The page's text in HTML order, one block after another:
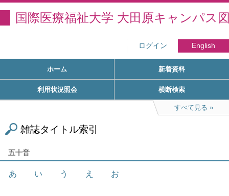
国際医療福祉大学 大田原キャンパス
ログイン English
ホーム 新着資料
利用状況照会 横断検索
すべて見る
雑誌タイトル索引
五十音
あ い う え お